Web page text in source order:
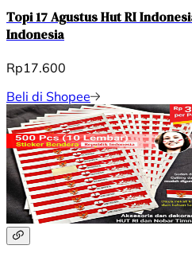
Topi 17 Agustus Hut RI
Indonesia
Rp17.600
Beli di Shopee